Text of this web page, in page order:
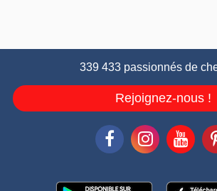
339 433 passionnés de
Rejoignez-nous !